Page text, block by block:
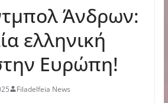
Άνδρων:
ελληνική
Ευρώπη!
Filadelfeia News